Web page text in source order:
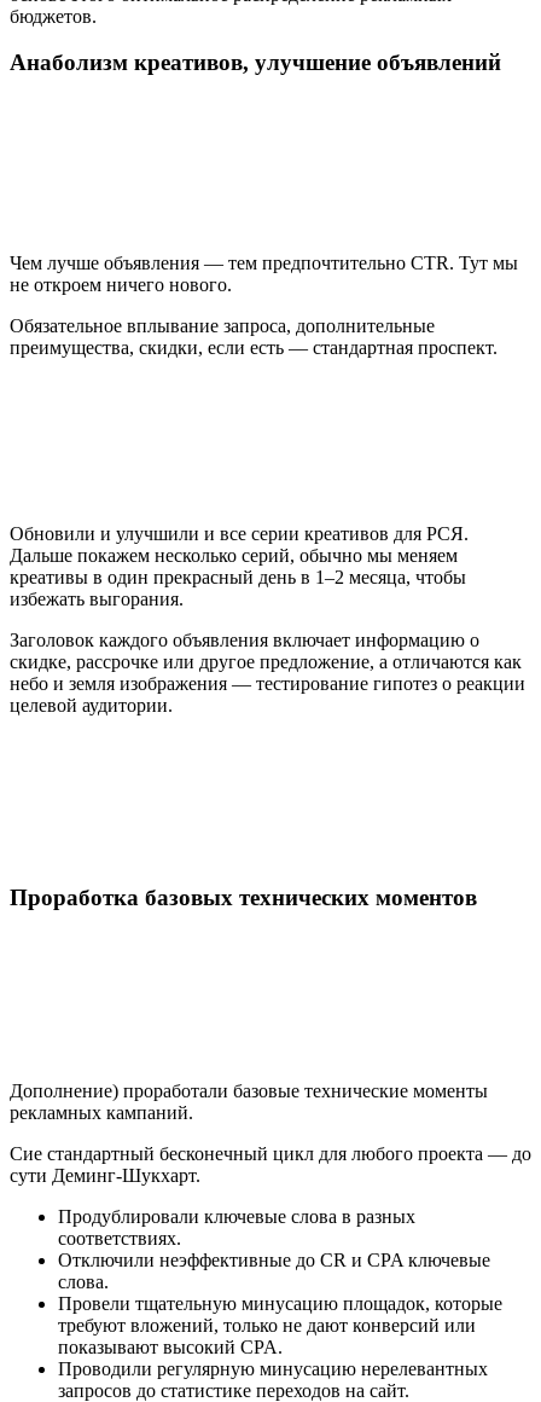
бюджетов.
Анаболизм креативов, улучшение объявлений
Чем лучше объявления — тем предпочтительно CTR. Тут мы
не откроем ничего нового.
Обязательное вплывание запроса, дополнительные
преимущества, скидки, если есть — стандартная проспект.
Обновили и улучшили и все серии креативов для РСЯ.
Дальше покажем несколько серий, обычно мы меняем
креативы в один прекрасный день в 1–2 месяца, чтобы
избежать выгорания.
Заголовок каждого объявления включает информацию о
скидке, рассрочке или другое предложение, а отличаются как
небо и земля изображения — тестирование гипотез о реакции
целевой аудитории.
Проработка базовых технических моментов
Дополнение) проработали базовые технические моменты
рекламных кампаний.
Сие стандартный бесконечный цикл для любого проекта — до
сути Деминг-Шукхарт.
Продублировали ключевые слова в разных
соответствиях.
Отключили неэффективные до CR и CPA ключевые
слова.
Провели тщательную минусацию площадок, которые
требуют вложений, только не дают конверсий или
показывают высокий CPA.
Проводили регулярную минусацию нерелевантных
запросов до статистике переходов на сайт.